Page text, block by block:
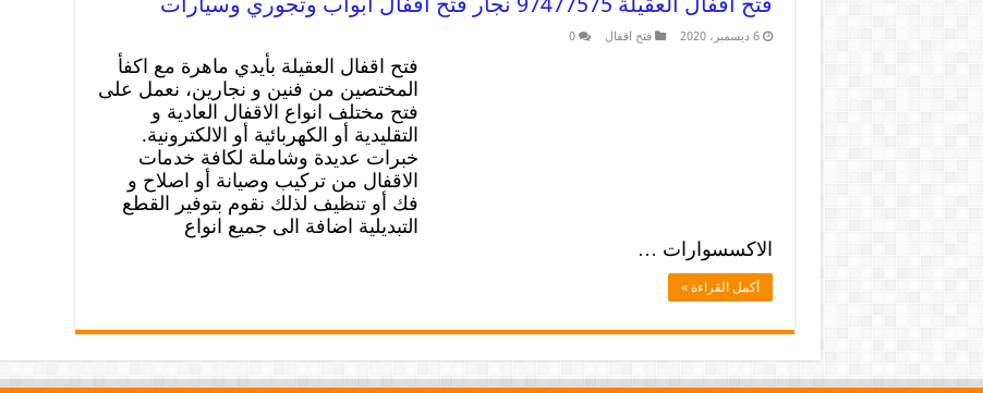
6 ديسمبر، 2020 فتح اقفال 0
فتح اقفال العقيلة بأيدي ماهرة مع اكفأ
المختصين من فنين و نجارين، نعمل على
فتح مختلف انواع الاقفال العادية و
التقليدية أو الكهربائية أو الالكترونية.
خبرات عديدة وشاملة لكافة خدمات
الاقفال من تركيب وصيانة أو اصلاح و
فك أو تنظيف لذلك نقوم بتوفير القطع
التبديلية اضافة الى جميع انواع
الاكسسوارات …
أكمل القراءة »